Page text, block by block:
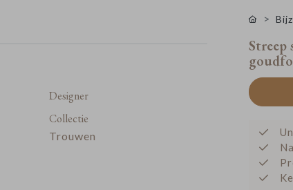
Designer
Collectie
Trouwen
Streep